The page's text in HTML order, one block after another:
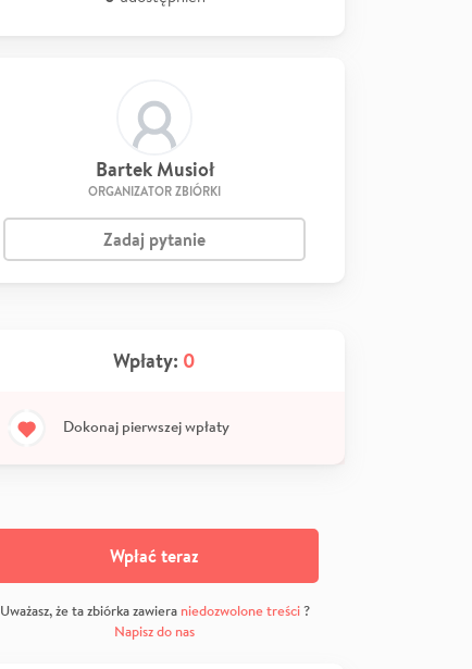
Bartek Musioł
ORGANIZATOR ZBIÓRKI
Zadaj pytanie
Wpłaty: 0
Dokonaj pierwszej wpłaty
Wpłać teraz
Uważasz, że ta zbiórka zawiera niedozwolone treści?
Napisz do nas